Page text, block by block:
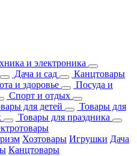
и электроника
Дача и сад
Канцтовары
и здоровье
Посуда и
Спорт и отдых
для детей
Товары для
Товары для праздника
Хозтовары Игрушки Дача
Канцтовары